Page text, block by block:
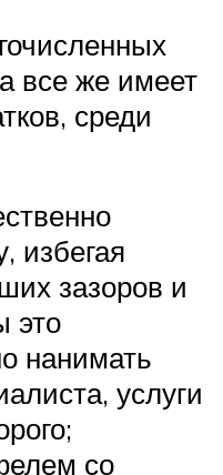
все же имеет
среди
избегая
зазоров и
это
нанимать
услуги
со